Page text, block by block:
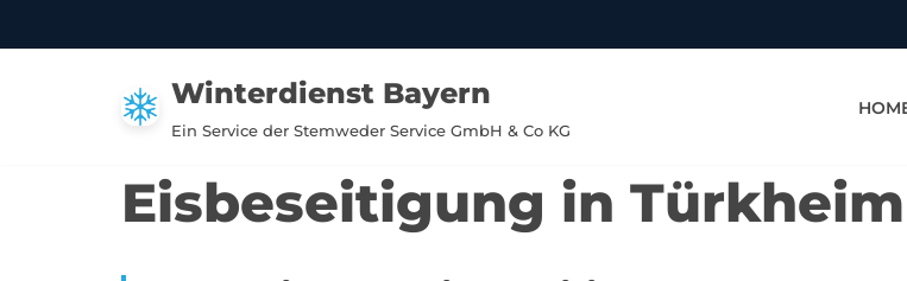
Winterdienst Bayern
Ein Service der Stemweder Service GmbH & Co KG
Eisbeseitigung in Türkheim